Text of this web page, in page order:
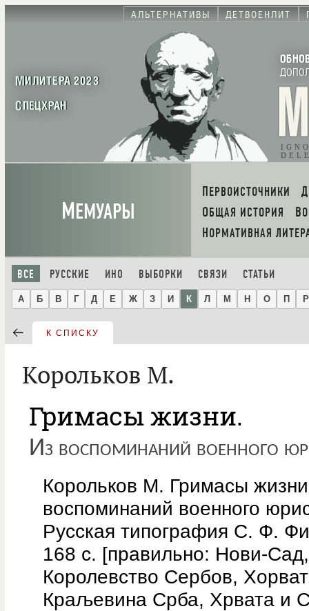
АЛЬТЕРНАТИВЫ ДЕТВОЕНЛИТ
МИЛИТЕРА 2023
СПЕЦХРАН
МЕМУАРЫ
ПЕРВОИСТОЧНИКИ
ОБЩАЯ ИСТОРИЯ
НОРМАТИВНАЯ
ВСЕ РУССКИЕ ИНО ВЫБОРКИ СВЯЗИ СТАТЬИ
А Б В Г Д Е Ж З И К Л М Н О П Р
К СПИСКУ
Корольков M.
Гримасы жизни.
Из воспоминаний военного
Корольков M. Гримасы
воспоминаний военного
Русская типография С. Ф.
168 с. [правильно: Нови-
Королевство Сербов,
Краљевина Срба, Хрвата и